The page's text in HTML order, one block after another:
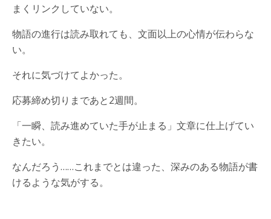
まくリンクしていない。
物語の進行は読み取れても、文面以上の心情が伝わらな
い。
それに気づけてよかった。
応募締め切りまであと2週間。
「一瞬、読み進めていた手が止まる」文章に仕上げてい
きたい。
なんだろう……これまでとは違った、深みのある物語が書
けるような気がする。